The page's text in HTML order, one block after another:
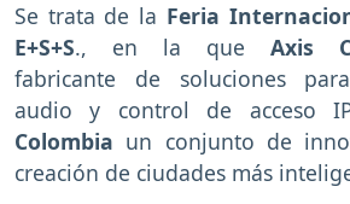
Se trata de la Feria
E+S+S., en la que Axis
fabricante de soluciones
audio y control de acceso
Colombia un conjunto de
creación de ciudades más